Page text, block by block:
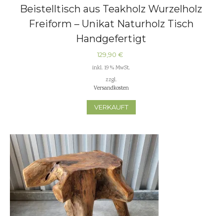
Beistelltisch aus Teakholz Wurzelholz
Freiform – Unikat Naturholz Tisch
Handgefertigt
129,90 €
inkl. 19 % MwSt.
zzgl.
Versandkosten
VERKAUFT